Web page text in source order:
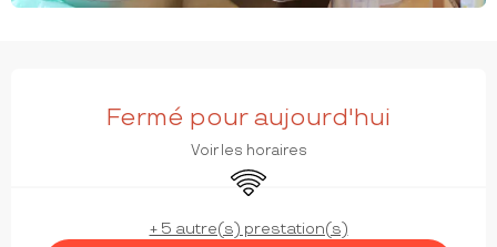
Fermé pour aujourd'hui
Voir les horaires
WiFi
+ 5 autre(s) prestation(s)